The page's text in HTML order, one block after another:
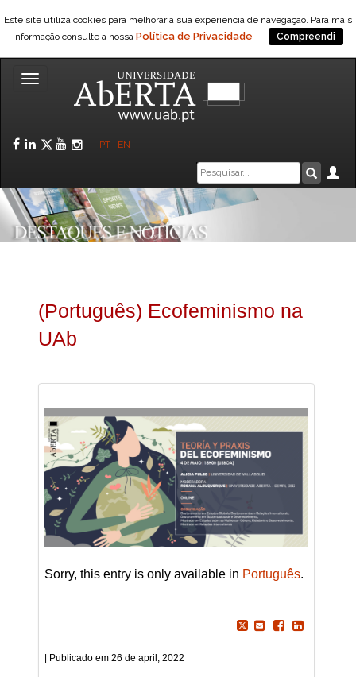
Este site utiliza cookies para melhorar a sua experiência de navegação. Para mais
informação consulte a nossa Política de Privacidade Compreendi
Toggle
Facebook
LinkedIn
Twitter
YouTube
Instagram
PT EN
Caixa
de
pesquisa
(Português) Ecofeminismo na
UAb
Sorry, this entry is only available in Português.
26 de april, 2022